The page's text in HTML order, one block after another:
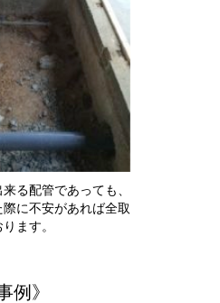
る配管であっても、
に不安があれば全取
ます。
例》